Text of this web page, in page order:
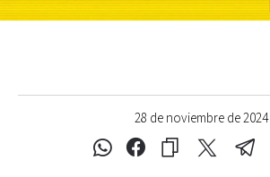
28 de noviembre de 2024